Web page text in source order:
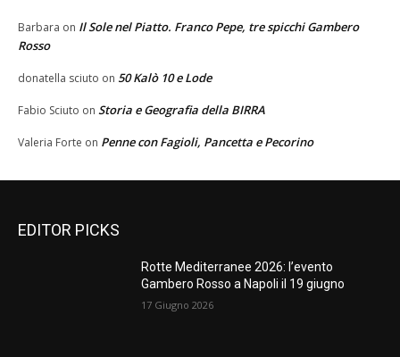
Barbara on Il Sole nel Piatto. Franco Pepe, tre spicchi Gambero
Rosso
donatella sciuto on 50 Kalò 10 e Lode
Fabio Sciuto on Storia e Geografia della BIRRA
Valeria Forte on Penne con Fagioli, Pancetta e Pecorino
EDITOR PICKS
Rotte Mediterranee 2026: l’evento
Gambero Rosso a Napoli il 19 giugno
17 Giugno 2026